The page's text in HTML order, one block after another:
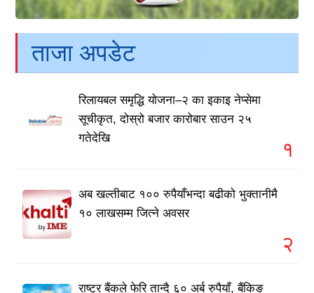
ताजा अपडेट
रिलायबल समृद्धि योजना–२ का इकाइ नेप्सेमा
सूचीकृत, दोस्रो बजार कारोबार साउन २५
गतेदेखि
१
अब खल्तीबाट १०० रुपैयाँभन्दा बढीको भुक्तानीमै
१० लाखसम्म जित्ने अवसर
२
राष्ट्र बैंकले फेरि तान्दै ६० अर्ब रुपैयाँ, बैंकिङ